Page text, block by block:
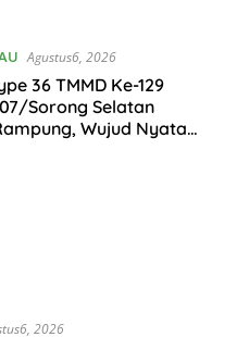
Agustus6, 2026
36 TMMD Ke-129
Sorong Selatan
Wujud Nyata
2026